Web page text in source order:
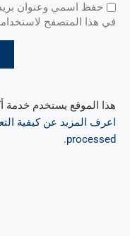
حفظ اسمي وعنوان
في هذا المتصفح
هذا الموقع يستخدم خدمة
اعرف المزيد عن كيفية
processed
.